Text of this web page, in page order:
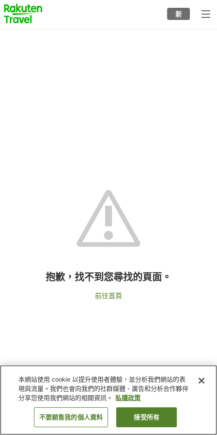
to
top
page
新
抱歉，找不到您尋找的頁面。
前往首頁
本網站使用 cookie 以提升使用者體驗，並分析我們網站的表
現與流量。我們也會向我們的社群媒體、廣告和分析合作夥伴
分享您使用我們網站的相關資訊。
私隱政策
不要銷售我的個人資料 接受所有